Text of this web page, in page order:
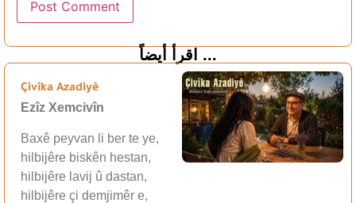
اقرأ أيضاً ...
Çivîka Azadiyê
Ezîz Xemcivîn
Baxê peyvan li ber te ye,
hilbijêre biskên hestan,
hilbijêre lavij û dastan,
hilbijêre çi demjimêr e,